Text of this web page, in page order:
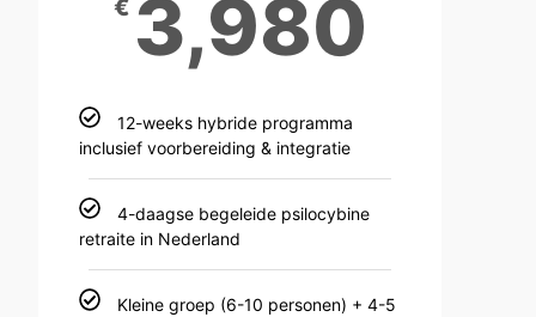
€ 3,980
12-weeks hybride programma
inclusief voorbereiding & integratie
4-daagse begeleide psilocybine
retraite in Nederland
Kleine groep (6-10 personen) + 4-5